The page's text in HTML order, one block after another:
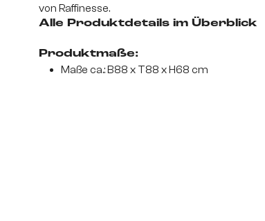
von Raffinesse.
Alle Produktdetails im Überblick
Produktmaße:
Maße ca.: B88 x T88 x H68 cm